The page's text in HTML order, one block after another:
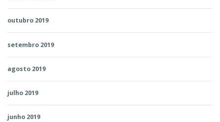
outubro 2019
setembro 2019
agosto 2019
julho 2019
junho 2019